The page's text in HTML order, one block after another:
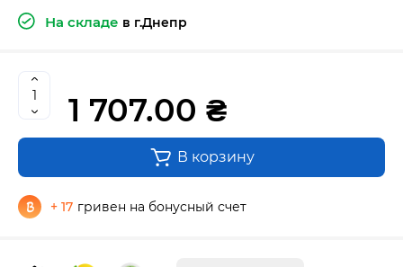
На складе в г.Днепр
1 707.00 ₴
В корзину
+ 17 гривен на бонусный счет